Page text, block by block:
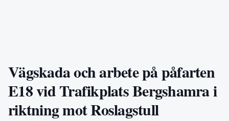
Vägskada och arbete på påfarten
E18 vid Trafikplats Bergshamra i
riktning mot Roslagstull